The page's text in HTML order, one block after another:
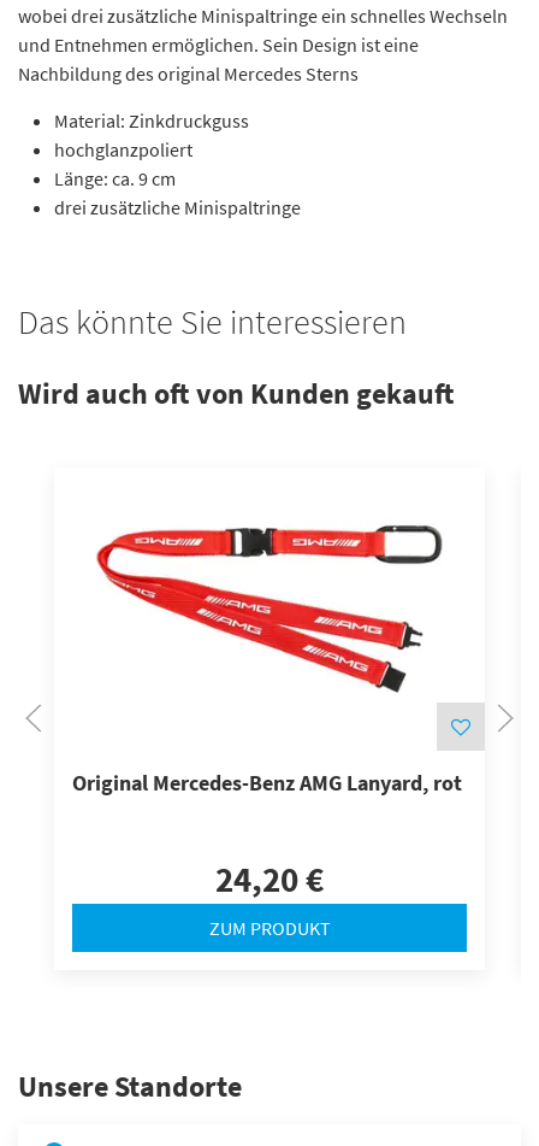
wobei drei zusätzliche Minispaltringe ein schnelles Wechseln
und Entnehmen ermöglichen. Sein Design ist eine
Nachbildung des original Mercedes Sterns
Material: Zinkdruckguss
hochglanzpoliert
Länge: ca. 9 cm
drei zusätzliche Minispaltringe
Das könnte Sie interessieren
Wird auch oft von Kunden gekauft
Original Mercedes-Benz AMG Lanyard, rot
24,20 €
ZUM PRODUKT
Unsere Standorte